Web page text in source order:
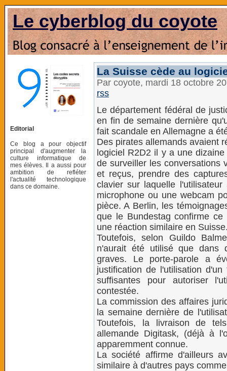
Le cyberblog du coyote
Editorial
Ce blog a pour objectif
principal d'augmenter la
culture informatique de
mes élèves. Il a aussi pour
ambition de refléter
l'actualité technologique
dans ce domaine.
La Suisse cède au
Par coyote, mardi 18 octobre
rss
Le département fédéral de
en fin de semaine dernière
fait scandale en Allemagne a
Des pirates allemands avaient
logiciel R2D2 il y a une
de surveiller les conversations
et reçus, prendre des
clavier sur laquelle
microphone ou une webcam
pièce. A Berlin, les
que le Bundestag confirme
une réaction similaire en
Toutefois, selon Guildo
n'aurait été utilisé que dans
graves. Le porte-parole a
justification de l'utilisation
suffisantes pour autoriser
contestée.
La commission des affaires
la semaine dernière de
Toutefois, la livraison de
allemande Digitask, (déjà à
apparemment connue.
La société affirme d'ailleurs
similaire à d'autres pays